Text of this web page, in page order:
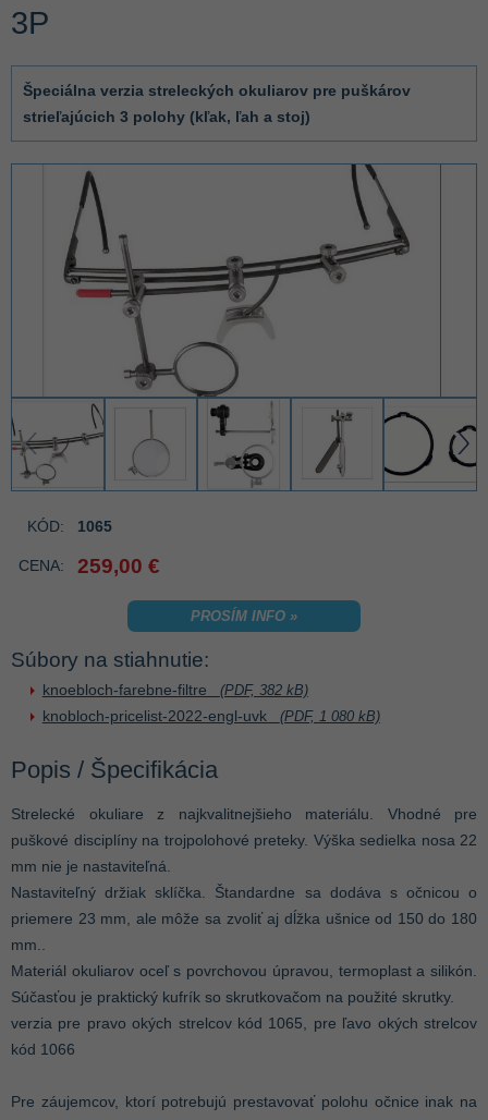
3P
Špeciálna verzia streleckých okuliarov pre puškárov
strieľajúcich 3 polohy (kľak, ľah a stoj)
‹ ›
KÓD: 1065
CENA: 259,00 €
PROSÍM INFO »
Súbory na stiahnutie:
knoebloch-farebne-filtre (PDF, 382 kB)
knobloch-pricelist-2022-engl-uvk (PDF, 1 080 kB)
Popis / Špecifikácia
Strelecké okuliare z najkvalitnejšieho materiálu. Vhodné pre
puškové disciplíny na trojpolohové preteky. Výška sedielka nosa 22
mm nie je nastaviteľná.
Nastaviteľný držiak sklíčka. Štandardne sa dodáva s očnicou o
priemere 23 mm, ale môže sa zvoliť aj dĺžka ušnice od 150 do 180
mm..
Materiál okuliarov oceľ s povrchovou úpravou, termoplast a silikón.
Súčasťou je praktický kufrík so skrutkovačom na použité skrutky.
verzia pre pravo okých strelcov kód 1065, pre ľavo okých strelcov
kód 1066
Pre záujemcov, ktorí potrebujú prestavovať polohu očnice inak na